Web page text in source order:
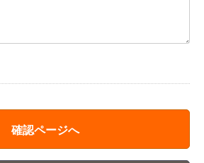
確認ページへ